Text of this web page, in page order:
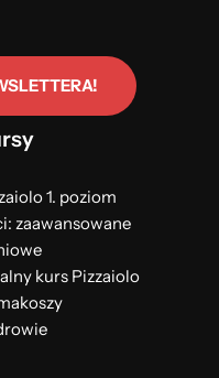
1. poziom
zaawansowane
kurs Pizzaiolo